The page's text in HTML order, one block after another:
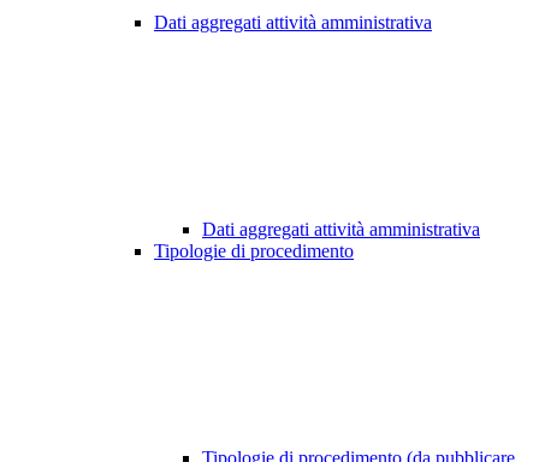
Dati aggregati attività amministrativa
Dati aggregati attività amministrativa
Tipologie di procedimento